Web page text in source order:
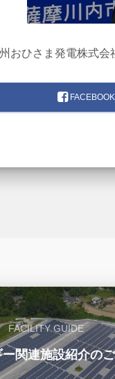
おひさま発電株式
FACEBOOK
FACILITY GUIDE
関連施設紹介の